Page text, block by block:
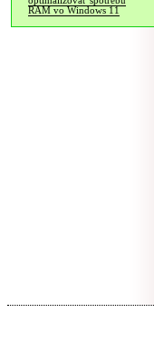
RAM vo Windows 11